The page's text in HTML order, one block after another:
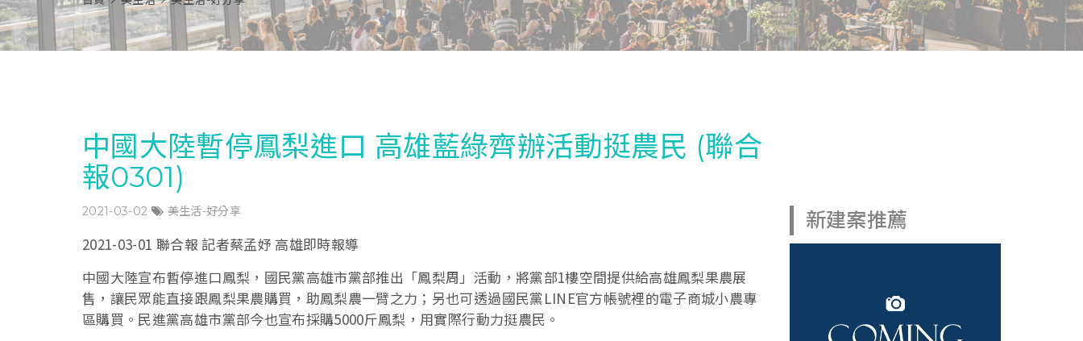
中國大陸暫停鳳梨進口 高雄藍綠齊辦活動挺農民 (聯合
報0301)
2021-03-02 美生活-好分享
2021-03-01 聯合報 記者蔡孟妤 高雄即時報導
中國大陸宣布暫停進口鳳梨，國民黨高雄市黨部推出「鳳梨周」活動，將黨部1樓空間提供給高雄鳳梨果農展
售，讓民眾能直接跟鳳梨果農購買，助鳳梨農一臂之力；另也可透過國民黨LINE官方帳號裡的電子商城小農專
區購買。民進黨高雄市黨部今也宣布採購5000斤鳳梨，用實際行動力挺農民。
新建案推薦